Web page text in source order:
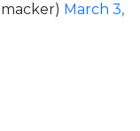
March 3,